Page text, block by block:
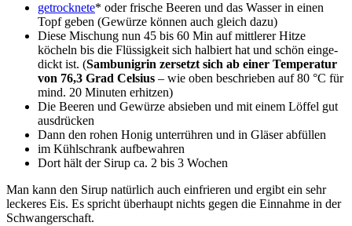
getrock­ne­te* oder fri­sche Bee­ren und das Was­ser in einen
Topf geben (Gewür­ze kön­nen auch gleich dazu)
Die­se Mischung nun 45 bis 60 Min auf mitt­le­rer Hit­ze
köcheln bis die Flüs­sig­keit sich hal­biert hat und schön ein­ge­
dickt ist. (Sam­bu­nig­rin zer­setzt sich ab einer Tem­pe­ra­tur
von 76,3 Grad Cel­si­us – wie oben beschrie­ben auf 80 °C für
mind. 20 Minu­ten erhitzen)
Die Bee­ren und Gewür­ze absie­ben und mit einem Löf­fel gut
ausdrücken
Dann den rohen Honig unter­rüh­ren und in Glä­ser abfüllen
im Kühl­schrank aufbewahren
Dort hält der Sirup ca. 2 bis 3 Wochen
Man kann den Sirup natür­lich auch ein­frie­ren und ergibt ein sehr
lecke­res Eis. Es spricht über­haupt nichts gegen die Ein­nah­me in der
Schwangerschaft.